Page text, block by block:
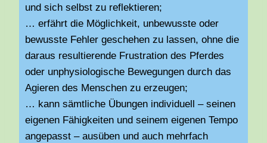
und sich selbst zu reflektieren;
… erfährt die Möglichkeit, unbewusste oder
bewusste Fehler geschehen zu lassen, ohne die
daraus resultierende Frustration des Pferdes
oder unphysiologische Bewegungen durch das
Agieren des Menschen zu erzeugen;
… kann sämtliche Übungen individuell – seinen
eigenen Fähigkeiten und seinem eigenen Tempo
angepasst – ausüben und auch mehrfach